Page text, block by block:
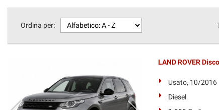
Ordina per:
LAND ROVER
Usato, 10/2016
Diesel